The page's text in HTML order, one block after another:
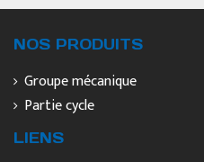
NOS PRODUITS
Groupe mécanique
Partie cycle
LIENS